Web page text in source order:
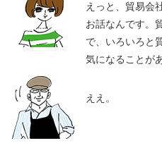
えっと、貿易会
お話なんです。
で、いろいろと
気になることが
ええ。